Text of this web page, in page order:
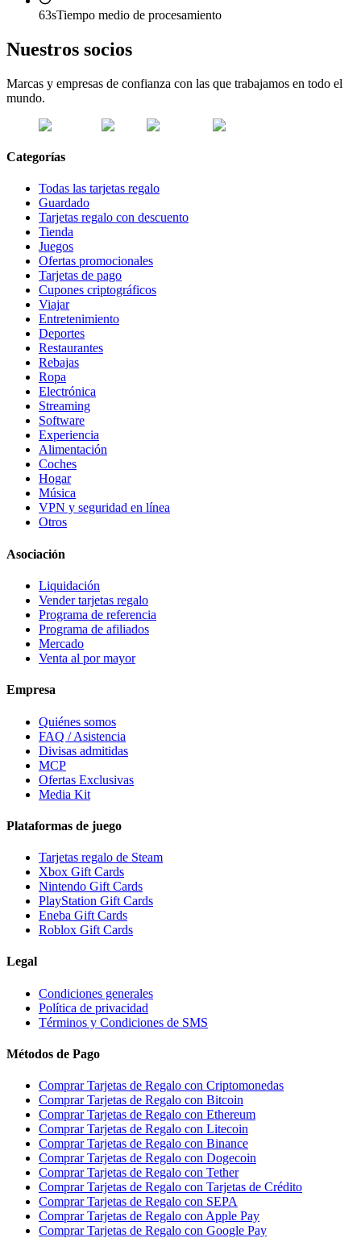
63sTiempo medio de procesamiento
Nuestros socios
Marcas y empresas de confianza con las que trabajamos en todo el
mundo.
Categorías
Todas las tarjetas regalo
Guardado
Tarjetas regalo con descuento
Tienda
Juegos
Ofertas promocionales
Tarjetas de pago
Cupones criptográficos
Viajar
Entretenimiento
Deportes
Restaurantes
Rebajas
Ropa
Electrónica
Streaming
Software
Experiencia
Alimentación
Coches
Hogar
Música
VPN y seguridad en línea
Otros
Asociación
Liquidación
Vender tarjetas regalo
Programa de referencia
Programa de afiliados
Mercado
Venta al por mayor
Empresa
Quiénes somos
FAQ / Asistencia
Divisas admitidas
MCP
Ofertas Exclusivas
Media Kit
Plataformas de juego
Tarjetas regalo de Steam
Xbox Gift Cards
Nintendo Gift Cards
PlayStation Gift Cards
Eneba Gift Cards
Roblox Gift Cards
Legal
Condiciones generales
Política de privacidad
Términos y Condiciones de SMS
Métodos de Pago
Comprar Tarjetas de Regalo con Criptomonedas
Comprar Tarjetas de Regalo con Bitcoin
Comprar Tarjetas de Regalo con Ethereum
Comprar Tarjetas de Regalo con Litecoin
Comprar Tarjetas de Regalo con Binance
Comprar Tarjetas de Regalo con Dogecoin
Comprar Tarjetas de Regalo con Tether
Comprar Tarjetas de Regalo con Tarjetas de Crédito
Comprar Tarjetas de Regalo con SEPA
Comprar Tarjetas de Regalo con Apple Pay
Comprar Tarjetas de Regalo con Google Pay